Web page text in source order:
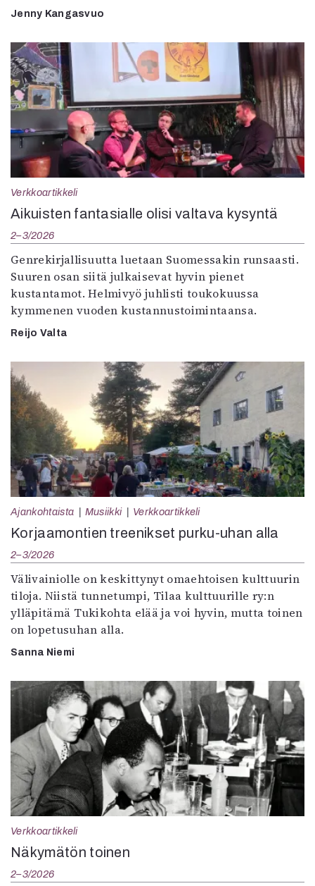
Jenny Kangasvuo
Verkkoartikkeli
Aikuisten fantasialle olisi valtava kysyntä
2–3/2026
Genrekirjallisuutta luetaan Suomessakin runsaasti.
Suuren osan siitä julkaisevat hyvin pienet
kustantamot. Helmivyö juhlisti toukokuussa
kymmenen vuoden kustannustoimintaansa.
Reijo Valta
Ajankohtaista Musiikki Verkkoartikkeli
Korjaamontien treenikset purku-uhan alla
2–3/2026
Välivainiolle on keskittynyt omaehtoisen kulttuurin
tiloja. Niistä tunnetumpi, Tilaa kulttuurille ry:n
ylläpitämä Tukikohta elää ja voi hyvin, mutta toinen
on lopetusuhan alla.
Sanna Niemi
Verkkoartikkeli
Näkymätön toinen
2–3/2026